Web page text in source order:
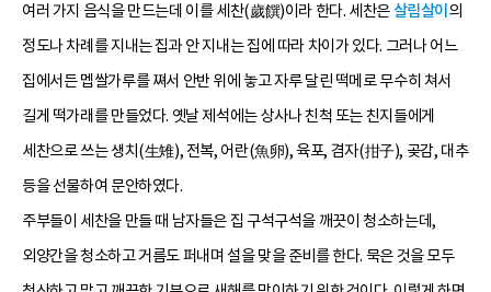
여러 가지 음식을 만드는데 이를 세찬(歲饌)이라 한다. 세찬은살림살이 의
정도나 차례를 지내는 집과 안 지내는 집에 따라 차이가 있다. 그러나 어느
집에서든 멥쌀가루를 쪄서 안반 위에 놓고 자루 달린 떡메로 무수히 쳐서
길게 떡가래를 만들었다. 옛날 제석에는 상사나 친척 또는 친지들에게
세찬으로 쓰는 생치(生雉), 전복, 어란(魚卵), 육포, 겸자(拑子), 곶감, 대추
등을 선물하여 문안하였다.
주부들이 세찬을 만들 때 남자들은 집 구석구석을 깨끗이 청소하는데,
외양간을 청소하고 거름도 퍼내며 설을 맞을 준비를 한다. 묵은 것을 모두